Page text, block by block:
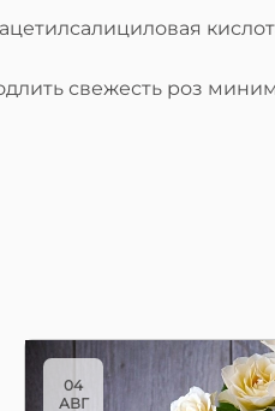
свежесть роз
04
АВГ